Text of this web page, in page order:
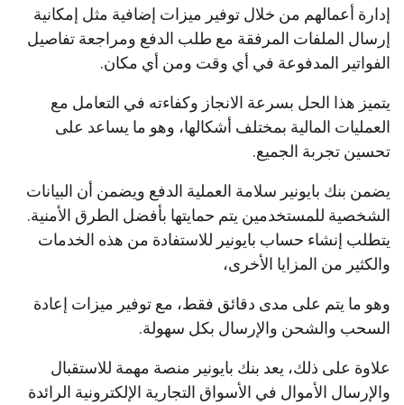
إدارة أعمالهم من خلال توفير ميزات إضافية مثل إمكانية
إرسال الملفات المرفقة مع طلب الدفع ومراجعة تفاصيل
الفواتير المدفوعة في أي وقت ومن أي مكان.
يتميز هذا الحل بسرعة الانجاز وكفاءته في التعامل مع
العمليات المالية بمختلف أشكالها، وهو ما يساعد على
تحسين تجربة الجميع.
يضمن بنك بايونير سلامة العملية الدفع ويضمن أن البيانات
الشخصية للمستخدمين يتم حمايتها بأفضل الطرق الأمنية.
يتطلب إنشاء حساب بايونير للاستفادة من هذه الخدمات
والكثير من المزايا الأخرى،
وهو ما يتم على مدى دقائق فقط، مع توفير ميزات إعادة
السحب والشحن والإرسال بكل سهولة.
علاوة على ذلك، يعد بنك بايونير منصة مهمة للاستقبال
والإرسال الأموال في الأسواق التجارية الإلكترونية الرائدة